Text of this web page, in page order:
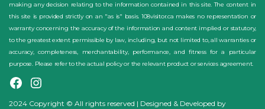
making any decision relating to the information contained in this site. The content in
this site is provided strictly on an "as is" basis. 108visitor.ca makes no representation or
warranty concerning the accuracy of the information and content implied or statutory,
to the greatest extent permissible by law, including, but not limited to, all warranties or
accuracy, completeness, merchantability, performance, and fitness for a particular
purpose. Please refer to the actual policy or the relevant product or services agreement.
2024 Copyright © All rights reserved | Designed & Developed by